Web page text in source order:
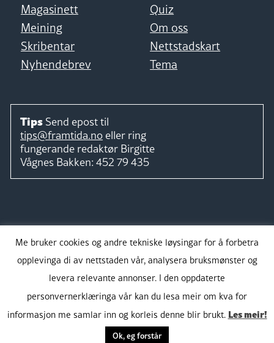
Magasinett
Quiz
Meining
Om oss
Skribentar
Nettstadskart
Nyhendebrev
Tema
Tips Send epost til
tips@framtida.no eller ring
fungerande redaktør Birgitte
Vågnes Bakken: 452 79 435
Takk for støtta:
Me bruker cookies og andre tekniske løysingar for å forbetra
opplevinga di av nettstaden vår, analysera bruksmønster og
levera relevante annonser. I den oppdaterte
personvernerklæringa vår kan du lesa meir om kva for
informasjon me samlar inn og korleis denne blir brukt. Les meir!
Ok, eg forstår